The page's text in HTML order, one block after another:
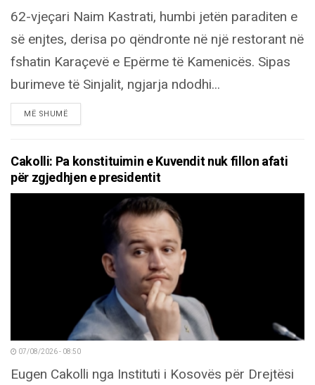
62-vjeçari Naim Kastrati, humbi jetën paraditen e
së enjtes, derisa po qëndronte në një restorant në
fshatin Karaçevë e Epërme të Kamenicës. Sipas
burimeve të Sinjalit, ngjarja ndodhi...
MË SHUMËDETAILS
Cakolli: Pa konstituimin e Kuvendit nuk fillon afati
për zgjedhjen e presidentit
07/08/2026 - 08:50
Eugen Cakolli nga Instituti i Kosovës për Drejtësi